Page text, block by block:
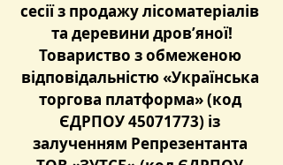
сесії з продажу лісоматеріалів
та деревини дров’яної!
Товариство з обмеженою
відповідальністю «Українська
торгова платформа» (код
ЄДРПОУ 45071773) із
залученням Репрезентанта